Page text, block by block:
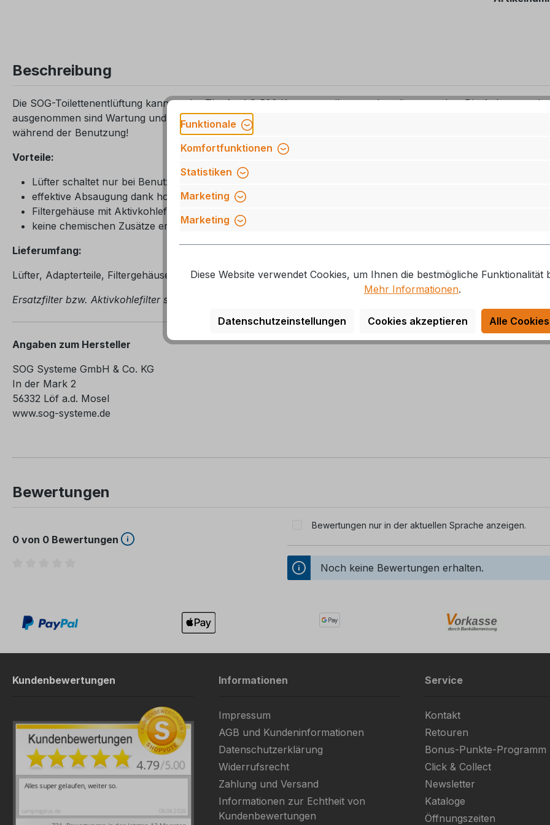
Beschreibung
Die SOG-Toilettenentlüftung kann an der Thetford C 500 Kassettentoilette nachgerüstet werden. Die Anlage
ausgenommen sind Wartung und Reinigung), da einerseits die Zersetzung optimal gewährleistet ist - andererseits
während der Benutzung!
Vorteile:
Lüfter schaltet nur bei Benutzung ein, darum geringer Stromverbrauch
effektive Absaugung dank hoher Drehzahl des Lüfters
Filtergehäuse mit Aktivkohlefilter neutralisiert austretende Gase
keine chemischen Zusätze erforderlich
Lieferumfang:
Lüfter, Adapterteile, Filtergehäuse mit Aktivkohlefilter, Kabelsatz mit Schalter, Montageanleitung.
Ersatzfilter bzw. Aktivkohlefilter sollten jählich gewechselt werden!
Angaben zum Hersteller
SOG Systeme GmbH & Co. KG
In der Mark 2
56332 Löf a.d. Mosel
www.sog-systeme.de
Bewertungen
0 von 0 Bewertungen
Bewertungen nur in der aktuellen Sprache anzeigen.
Noch keine Bewertungen erhalten.
Kundenbewertungen Informationen
Impressum
AGB und Kundeninformationen
Datenschutzerklärung
Widerrufsrecht
Zahlung und Versand
Informationen zur Echtheit von
Kundenbewertungen
Service
Kontakt
Retouren
Bonus-Punkte-Programm
Click & Collect
Newsletter
Kataloge
Öffnungszeiten
Funktionale
Komfortfunktionen
Statistiken
Marketing
Marketing
Diese Website verwendet Cookies, um Ihnen die bestmögliche Funktionalität
Mehr Informationen.
Datenschutzeinstellungen Cookies akzeptieren Alle